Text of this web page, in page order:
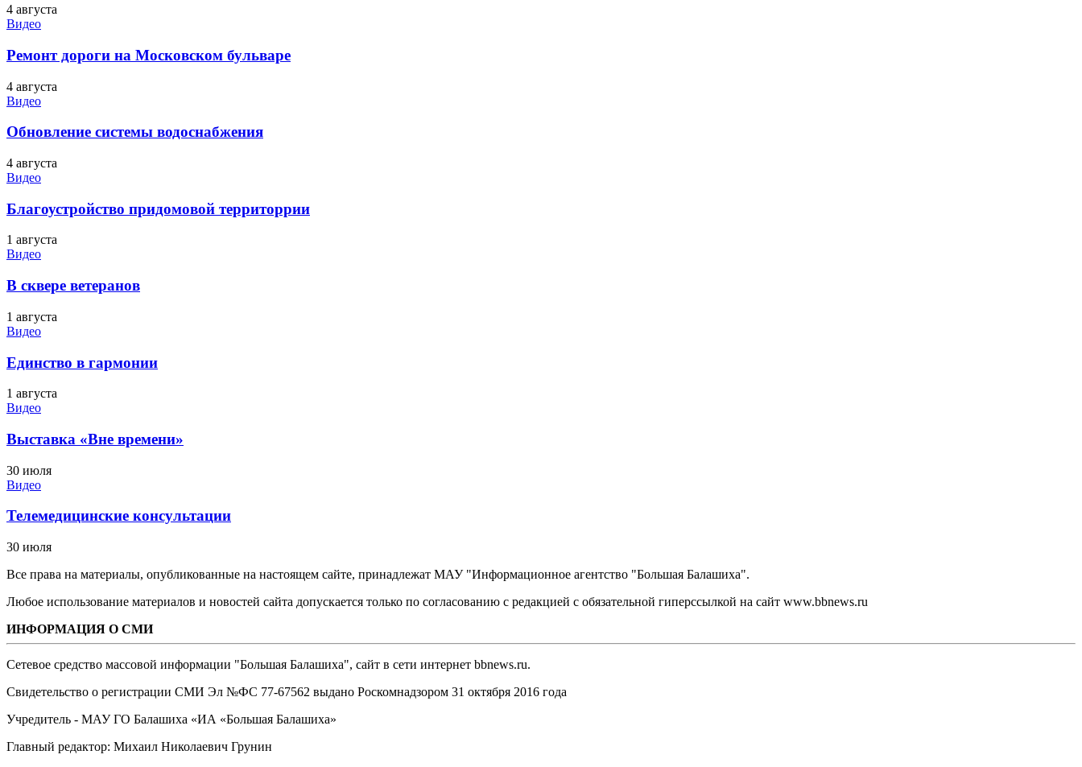
4 августа
Видео
Ремонт дороги на Московском бульваре
4 августа
Видео
Обновление системы водоснабжения
4 августа
Видео
Благоустройство придомовой территоррии
1 августа
Видео
В сквере ветеранов
1 августа
Видео
Единство в гармонии
1 августа
Видео
Выставка «Вне времени»
30 июля
Видео
Телемедицинские консультации
30 июля
Все права на материалы, опубликованные на настоящем сайте, принадлежат МАУ "Информационное агентство "Большая Балашиха".
Любое использование материалов и новостей сайта допускается только по согласованию с редакцией с обязательной гиперссылкой на сайт www.bbnews.ru
ИНФОРМАЦИЯ О СМИ
Сетевое средство массовой информации "Большая Балашиха", сайт в сети интернет bbnews.ru.
Свидетельство о регистрации СМИ Эл №ФС ‎77-67562 выдано Роскомнадзором 31 октября 2016 года
Учредитель - МАУ ГО Балашиха «ИА «Большая Балашиха»
Главный редактор: Михаил Николаевич Грунин